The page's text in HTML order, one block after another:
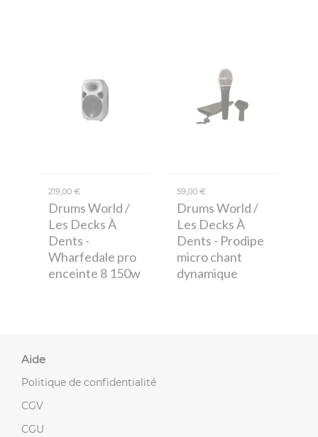
219,00 €
Drums World /
Les Decks À
Dents -
Wharfedale pro
enceinte 8 150w
59,00 €
Drums World /
Les Decks À
Dents - Prodipe
micro chant
dynamique
Aide
Politique de confidentialité
CGV
CGU